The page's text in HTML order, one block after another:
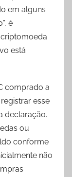
em alguns
é
está
comprado a
esse
declaração.
ou
conforme
não